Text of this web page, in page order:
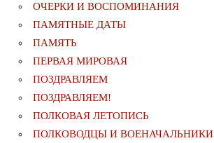
ОЧЕРКИ И ВОСПОМИНАНИЯ
ПАМЯТНЫЕ ДАТЫ
ПАМЯТЬ
ПЕРВАЯ МИРОВАЯ
ПОЗДРАВЛЯЕМ
ПОЗДРАВЛЯЕМ!
ПОЛКОВАЯ ЛЕТОПИСЬ
ПОЛКОВОДЦЫ И ВОЕНАЧАЛЬНИКИ